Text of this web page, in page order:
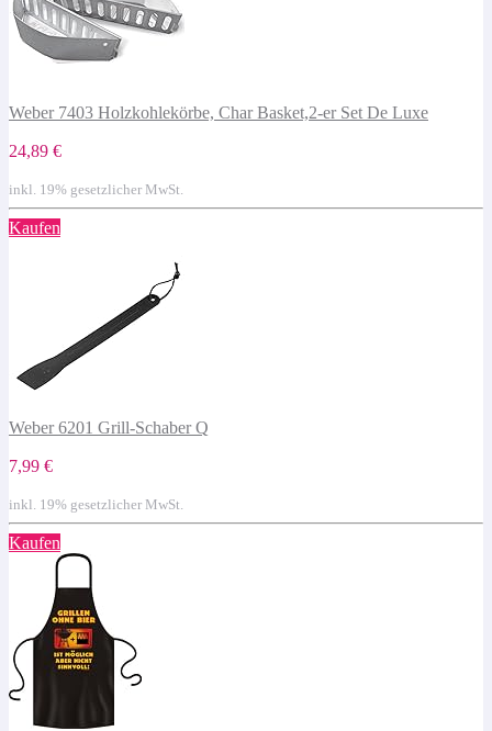
Weber 7403 Holzkohlekörbe, Char Basket,2-er Set De Luxe
24,89 €
inkl. 19% gesetzlicher MwSt.
Kaufen
Weber 6201 Grill-Schaber Q
7,99 €
inkl. 19% gesetzlicher MwSt.
Kaufen